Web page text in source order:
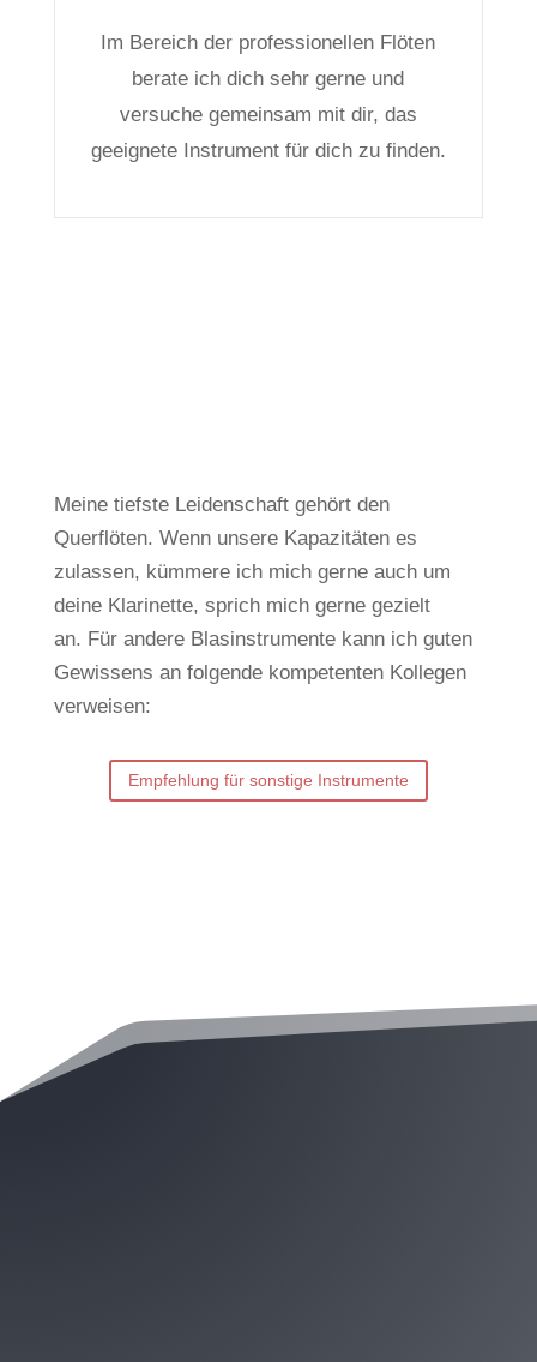
Im Bereich der professionellen Flöten
berate ich dich sehr gerne und
versuche gemeinsam mit dir, das
geeignete Instrument für dich zu finden.
Meine tiefste Leidenschaft gehört den
Querflöten. Wenn unsere Kapazitäten es
zulassen, kümmere ich mich gerne auch um
deine Klarinette, sprich mich gerne gezielt
an. Für andere Blasinstrumente kann ich guten
Gewissens an folgende kompetenten Kollegen
verweisen:
Empfehlung für sonstige Instrumente